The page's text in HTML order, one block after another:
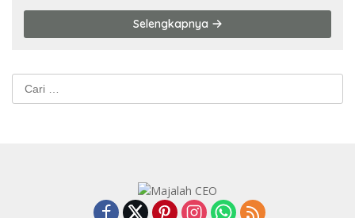
Selengkapnya